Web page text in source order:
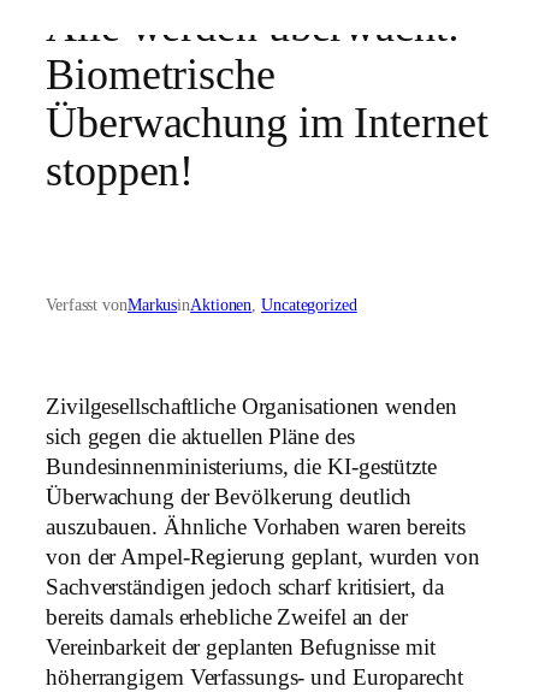
Alle werden überwacht:
Biometrische
Überwachung im Internet
stoppen!
Verfasst vonMarkusinAktionen , Uncategorized
Zivilgesellschaftliche Organisationen wenden
sich gegen die aktuellen Pläne des
Bundesinnenministeriums, die KI-gestützte
Überwachung der Bevölkerung deutlich
auszubauen. Ähnliche Vorhaben waren bereits
von der Ampel-Regierung geplant, wurden von
Sachverständigen jedoch scharf kritisiert, da
bereits damals erhebliche Zweifel an der
Vereinbarkeit der geplanten Befugnisse mit
höherrangigem Verfassungs- und Europarecht